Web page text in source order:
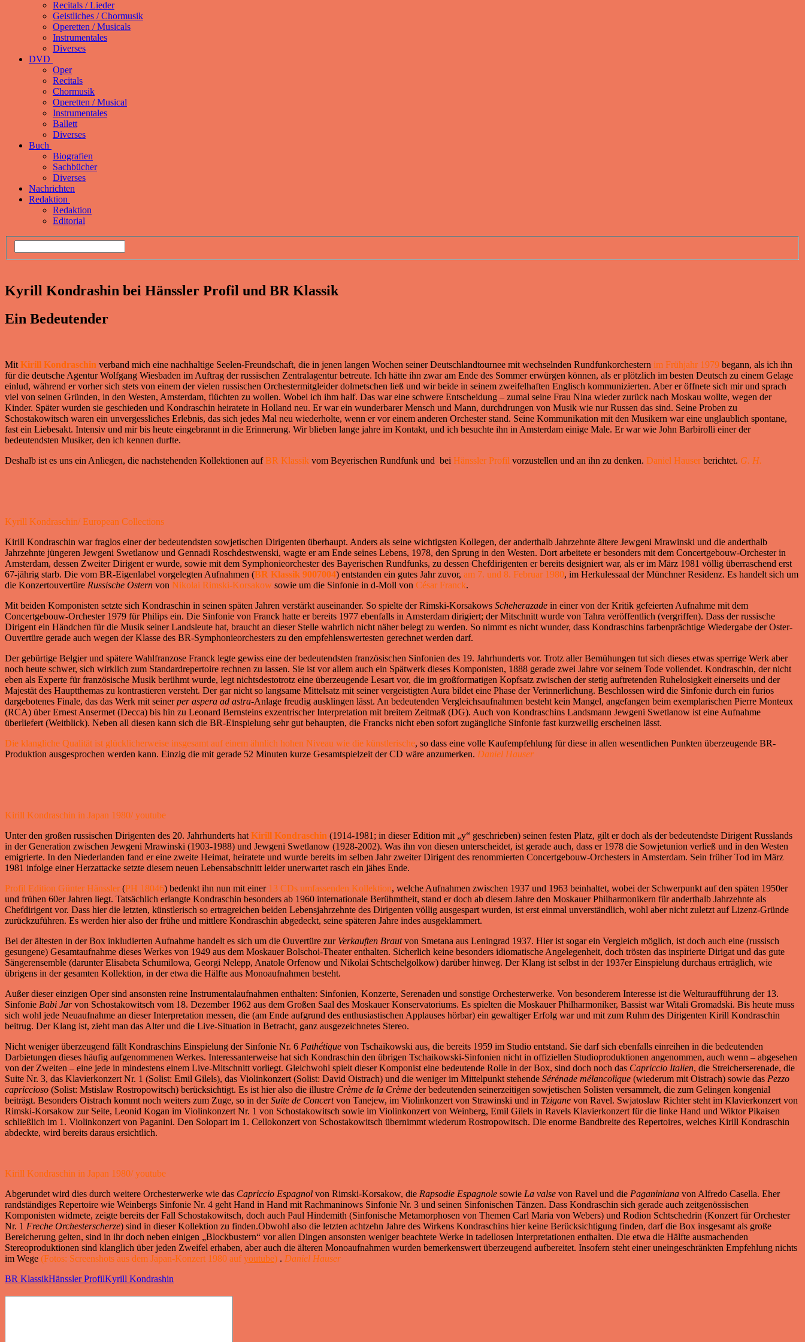
Recitals / Lieder
Geistliches / Chormusik
Operetten / Musicals
Instrumentales
Diverses
DVD
Oper
Recitals
Chormusik
Operetten / Musical
Instrumentales
Ballett
Diverses
Buch
Biografien
Sachbücher
Diverses
Nachrichten
Redaktion
Redaktion
Editorial
Kyrill Kondrashin bei Hänssler Profil und BR Klassik
Ein Bedeutender
Mit Kirill Kondraschin verband mich eine nachhaltige Seelen-Freundschaft, die in jenen langen Wochen seiner Deutschlandtournee mit wechselnden Rundfunkorchestern im Frühjahr 1979 begann, als ich ihn
für die deutsche Agentur Wolfgang Wiesbaden im Auftrag der russischen Zentralagentur betreute. Ich hätte ihn zwar am Ende des Sommer erwürgen können, als er plötzlich im besten Deutsch zu einem Gelage
einlud, während er vorher sich stets von einem der vielen russischen Orchestermitgleider dolmetschen ließ und wir beide in seinem zweifelhaften Englisch kommunizierten. Aber er öffnete sich mir und sprach
viel von seinen Gründen, in den Westen, Amsterdam, flüchten zu wollen. Wobei ich ihm half. Das war eine schwere Entscheidung – zumal seine Frau Nina wieder zurück nach Moskau wollte, wegen der
Kinder. Später wurden sie geschieden und Kondraschin heiratete in Holland neu. Er war ein wunderbarer Mensch und Mann, durchdrungen von Musik wie nur Russen das sind. Seine Proben zu
Schostakowitsch waren ein unvergessliches Erlebnis, das sich jedes Mal neu wiederholte, wenn er vor einem anderen Orchester stand. Seine Kommunikation mit den Musikern war eine unglaublich spontane,
fast ein Liebesakt. Intensiv und mir bis heute eingebrannt in die Erinnerung. Wir blieben lange jahre im Kontakt, und ich besuchte ihn in Amsterdam einige Male. Er war wie John Barbirolli einer der
bedeutendsten Musiker, den ich kennen durfte.
Deshalb ist es uns ein Anliegen, die nachstehenden Kollektionen aufBR Klassik vom Beyerischen Rundfunk und bei Hänssler Profil vorzustellen und an ihn zu denken. Daniel Hauser berichtet. G. H.
Kyrill Kondraschin/ European Collections
Kirill Kondraschin war fraglos einer der bedeutendsten sowjetischen Dirigenten überhaupt. Anders als seine wichtigsten Kollegen, der anderthalb Jahrzehnte ältere Jewgeni Mrawinski und die anderthalb
Jahrzehnte jüngeren Jewgeni Swetlanow und Gennadi Roschdestwenski, wagte er am Ende seines Lebens, 1978, den Sprung in den Westen. Dort arbeitete er besonders mit dem Concertgebouw-Orchester in
Amsterdam, dessen Zweiter Dirigent er wurde, sowie mit dem Symphonieorchester des Bayerischen Rundfunks, zu dessen Chefdirigenten er bereits designiert war, als er im März 1981 völlig überraschend erst
67-jährig starb. Die vom BR-Eigenlabel vorgelegten Aufnahmen (BR Klassik 9007004) entstanden ein gutes Jahr zuvor, am 7. und 8. Februar 1980, im Herkulessaal der Münchner Residenz. Es handelt sich um
die Konzertouvertüre Russische Ostern von Nikolai Rimski-Korsakow sowie um die Sinfonie in d-Moll von César Franck.
Mit beiden Komponisten setzte sich Kondraschin in seinen späten Jahren verstärkt auseinander. So spielte der Rimski-Korsakows Scheherazade in einer von der Kritik gefeierten Aufnahme mit dem
Concertgebouw-Orchester 1979 für Philips ein. Die Sinfonie von Franck hatte er bereits 1977 ebenfalls in Amsterdam dirigiert; der Mitschnitt wurde von Tahra veröffentlich (vergriffen). Dass der russische
Dirigent ein Händchen für die Musik seiner Landsleute hat, braucht an dieser Stelle wahrlich nicht näher belegt zu werden. So nimmt es nicht wunder, dass Kondraschins farbenprächtige Wiedergabe der Oster-
Ouvertüre gerade auch wegen der Klasse des BR-Symphonieorchesters zu den empfehlenswertesten gerechnet werden darf.
Der gebürtige Belgier und spätere Wahlfranzose Franck legte gewiss eine der bedeutendsten französischen Sinfonien des 19. Jahrhunderts vor. Trotz aller Bemühungen tut sich dieses etwas sperrige Werk aber
noch heute schwer, sich wirklich zum Standardrepertoire rechnen zu lassen. Sie ist vor allem auch ein Spätwerk dieses Komponisten, 1888 gerade zwei Jahre vor seinem Tode vollendet. Kondraschin, der nicht
eben als Experte für französische Musik berühmt wurde, legt nichtsdestotrotz eine überzeugende Lesart vor, die im großformatigen Kopfsatz zwischen der stetig auftretenden Ruhelosigkeit einerseits und der
Majestät des Hauptthemas zu kontrastieren versteht. Der gar nicht so langsame Mittelsatz mit seiner vergeistigten Aura bildet eine Phase der Verinnerlichung. Beschlossen wird die Sinfonie durch ein furios
dargebotenes Finale, das das Werk mit seinerper aspera ad astra-Anlage freudig ausklingen lässt. An bedeutenden Vergleichsaufnahmen besteht kein Mangel, angefangen beim exemplarischen Pierre Monteux
(RCA) über Ernest Ansermet (Decca) bis hin zu Leonard Bernsteins exzentrischer Interpretation mit breitem Zeitmaß (DG). Auch von Kondraschins Landsmann Jewgeni Swetlanow ist eine Aufnahme
überliefert (Weitblick). Neben all diesen kann sich die BR-Einspielung sehr gut behaupten, die Francks nicht eben sofort zugängliche Sinfonie fast kurzweilig erscheinen lässt.
Die klangliche Qualität ist glücklicherweise insgesamt auf einem ähnlich hohen Niveau wie die künstlerische, so dass eine volle Kaufempfehlung für diese in allen wesentlichen Punkten überzeugende BR-
Produktion ausgesprochen werden kann. Einzig die mit gerade 52 Minuten kurze Gesamtspielzeit der CD wäre anzumerken. Daniel Hauser
Kirill Kondraschin in Japan 1980/ youtube
Unter den großen russischen Dirigenten des 20. Jahrhunderts hat Kirill Kondraschin (1914-1981; in dieser Edition mit „y“ geschrieben) seinen festen Platz, gilt er doch als der bedeutendste Dirigent Russlands
in der Generation zwischen Jewgeni Mrawinski (1903-1988) und Jewgeni Swetlanow (1928-2002). Was ihn von diesen unterscheidet, ist gerade auch, dass er 1978 die Sowjetunion verließ und in den Westen
emigrierte. In den Niederlanden fand er eine zweite Heimat, heiratete und wurde bereits im selben Jahr zweiter Dirigent des renommierten Concertgebouw-Orchesters in Amsterdam. Sein früher Tod im März
1981 infolge einer Herzattacke setzte diesem neuen Lebensabschnitt leider unerwartet rasch ein jähes Ende.
Profil Edition Günter Hänssler (PH 18046) bedenkt ihn nun mit einer 13 CDs umfassenden Kollektion, welche Aufnahmen zwischen 1937 und 1963 beinhaltet, wobei der Schwerpunkt auf den späten 1950er
und frühen 60er Jahren liegt. Tatsächlich erlangte Kondraschin besonders ab 1960 internationale Berühmtheit, stand er doch ab diesem Jahre den Moskauer Philharmonikern für anderthalb Jahrzehnte als
Chefdirigent vor. Dass hier die letzten, künstlerisch so ertragreichen beiden Lebensjahrzehnte des Dirigenten völlig ausgespart wurden, ist erst einmal unverständlich, wohl aber nicht zuletzt auf Lizenz-Gründe
zurückzuführen. Es werden hier also der frühe und mittlere Kondraschin abgedeckt, seine späteren Jahre indes ausgeklammert.
Bei der ältesten in der Box inkludierten Aufnahme handelt es sich um die Ouvertüre zur Verkauften Brautvon Smetana aus Leningrad 1937. Hier ist sogar ein Vergleich möglich, ist doch auch eine (russisch
gesungene) Gesamtaufnahme dieses Werkes von 1949 aus dem Moskauer Bolschoi-Theater enthalten. Sicherlich keine besonders idiomatische Angelegenheit, doch trösten das inspirierte Dirigat und das gute
Sängerensemble (darunter Elisabeta Schumilowa, Georgi Nelepp, Anatole Orfenow und Nikolai Schtschelgolkow) darüber hinweg. Der Klang ist selbst in der 1937er Einspielung durchaus erträglich, wie
übrigens in der gesamten Kollektion, in der etwa die Hälfte aus Monoaufnahmen besteht.
Außer dieser einzigen Oper sind ansonsten reine Instrumentalaufnahmen enthalten: Sinfonien, Konzerte, Serenaden und sonstige Orchesterwerke. Von besonderem Interesse ist die Welturaufführung der 13.
Sinfonie Babi Jarvon Schostakowitsch vom 18. Dezember 1962 aus dem Großen Saal des Moskauer Konservatoriums. Es spielten die Moskauer Philharmoniker, Bassist war Witali Gromadski. Bis heute muss
sich wohl jede Neuaufnahme an dieser Interpretation messen, die (am Ende aufgrund des enthusiastischen Applauses hörbar) ein gewaltiger Erfolg war und mit zum Ruhm des Dirigenten Kirill Kondraschin
beitrug. Der Klang ist, zieht man das Alter und die Live-Situation in Betracht, ganz ausgezeichnetes Stereo.
Nicht weniger überzeugend fällt Kondraschins Einspielung der Sinfonie Nr. 6 Pathétique von Tschaikowski aus, die bereits 1959 im Studio entstand. Sie darf sich ebenfalls einreihen in die bedeutenden
Darbietungen dieses häufig aufgenommenen Werkes. Interessanterweise hat sich Kondraschin den übrigen Tschaikowski-Sinfonien nicht in offiziellen Studioproduktionen angenommen, auch wenn – abgesehen
von der Zweiten – eine jede in mindestens einem Live-Mitschnitt vorliegt. Gleichwohl spielt dieser Komponist eine bedeutende Rolle in der Box, sind doch noch das Capriccio Italien, die Streicherserenade, die
Suite Nr. 3, das Klavierkonzert Nr. 1 (Solist: Emil Gilels), das Violinkonzert (Solist: David Oistrach) und die weniger im Mittelpunkt stehende Sérénade mélancolique (wiederum mit Oistrach) sowie das Pezzo
capriccioso (Solist: Mstislaw Rostropowitsch) berücksichtigt. Es ist hier also die illustre Crème de la Crème der bedeutenden seinerzeitigen sowjetischen Solisten versammelt, die zum Gelingen kongenial
beiträgt. Besonders Oistrach kommt noch weiters zum Zuge, so in derSuite de Concertvon Tanejew, im Violinkonzert von Strawinski und in Tzigane von Ravel. Swjatoslaw Richter steht im Klavierkonzert von
Rimski-Korsakow zur Seite, Leonid Kogan im Violinkonzert Nr. 1 von Schostakowitsch sowie im Violinkonzert von Weinberg, Emil Gilels in Ravels Klavierkonzert für die linke Hand und Wiktor Pikaisen
schließlich im 1. Violinkonzert von Paganini. Den Solopart im 1. Cellokonzert von Schostakowitsch übernimmt wiederum Rostropowitsch. Die enorme Bandbreite des Repertoires, welches Kirill Kondraschin
abdeckte, wird bereits daraus ersichtlich.
Kirill Kondraschin in Japan 1980/ youtube
Abgerundet wird dies durch weitere Orchesterwerke wie das Capriccio Espagnol von Rimski-Korsakow, die Rapsodie Espagnole sowie La valse von Ravel und die Paganiniana von Alfredo Casella. Eher
randständiges Repertoire wie Weinbergs Sinfonie Nr. 4 geht Hand in Hand mit Rachmaninows Sinfonie Nr. 3 und seinen Sinfonischen Tänzen. Dass Kondraschin sich gerade auch zeitgenössischen
Komponisten widmete, zeigte bereits der Fall Schostakowitsch, doch auch Paul Hindemith (Sinfonische Metamorphosen von Themen Carl Maria von Webers) und Rodion Schtschedrin (Konzert für Orchester
Nr. 1 Freche Orchesterscherze) sind in dieser Kollektion zu finden.Obwohl also die letzten achtzehn Jahre des Wirkens Kondraschins hier keine Berücksichtigung finden, darf die Box insgesamt als große
Bereicherung gelten, sind in ihr doch neben einigen „Blockbustern“ vor allen Dingen ansonsten weniger beachtete Werke in tadellosen Interpretationen enthalten. Die etwa die Hälfte ausmachenden
Stereoproduktionen sind klanglich über jeden Zweifel erhaben, aber auch die älteren Monoaufnahmen wurden bemerkenswert überzeugend aufbereitet. Insofern steht einer uneingeschränkten Empfehlung nichts
im Wege (Fotos: Screenshots aus dem Japan-Konzert 1980 aufyoutube) . Daniel Hauser
BR KlassikHänssler ProfilKyrill Kondrashin